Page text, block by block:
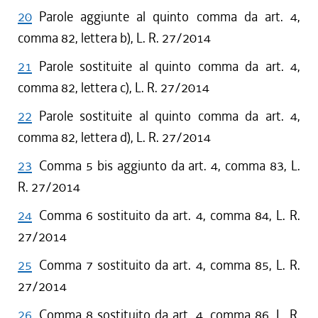
20 Parole aggiunte al quinto comma da art. 4,
comma 82, lettera b), L. R. 27/2014
21 Parole sostituite al quinto comma da art. 4,
comma 82, lettera c), L. R. 27/2014
22 Parole sostituite al quinto comma da art. 4,
comma 82, lettera d), L. R. 27/2014
23 Comma 5 bis aggiunto da art. 4, comma 83, L.
R. 27/2014
24 Comma 6 sostituito da art. 4, comma 84, L. R.
27/2014
25 Comma 7 sostituito da art. 4, comma 85, L. R.
27/2014